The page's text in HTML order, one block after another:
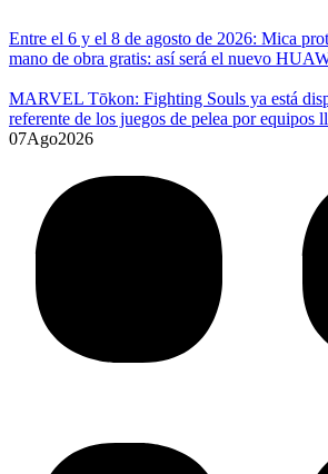
Entre el 6 y el 8 de agosto de 2026: Mica
mano de obra gratis: así será el nuevo
MARVEL Tōkon: Fighting Souls ya está
referente de los juegos de pelea por equipos
07Ago2026